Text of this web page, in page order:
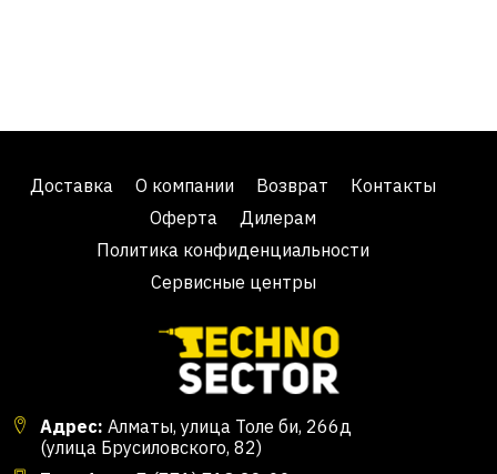
Доставка О компании Возврат
Контакты
Оферта
Дилерам
Политика конфиденциальности
Сервисные центры
Адрес: Алматы, улица Толе би, 266д
(улица Брусиловского, 82)